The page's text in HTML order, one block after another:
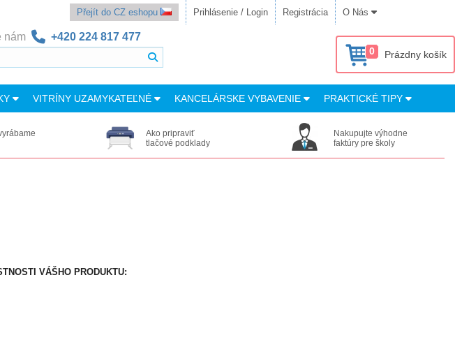
Přejít do CZ eshopu Prihlásenie / Login Registrácia O Nás
nám +420 224 817 477
0 Prázdny košík
VITRÍNY UZAMYKATEĽNÉ KANCELÁRSKE VYBAVENIE PRAKTICKÉ TIPY
Ako pripraviť
tlačové podklady
Nakupujte výhodne
faktúry pre školy
VÁŠHO PRODUKTU: